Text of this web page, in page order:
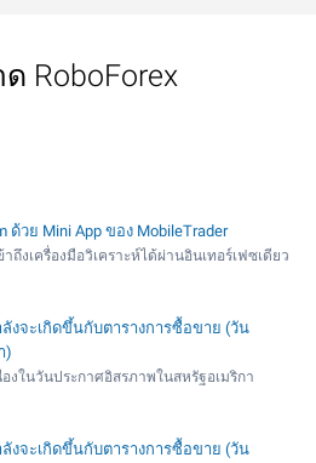
RoboForex
ด้วย Mini App ของ MobileTrader
ถึงเครื่องมือวิเคราะห์ได้ผ่านอินเทอร์เฟซเดียว
ลังจะเกิดขึ้นกับตารางการซื้อขาย (วัน
)
งในวันประกาศอิสรภาพในสหรัฐอเมริกา
ลังจะเกิดขึ้นกับตารางการซื้อขาย (วัน